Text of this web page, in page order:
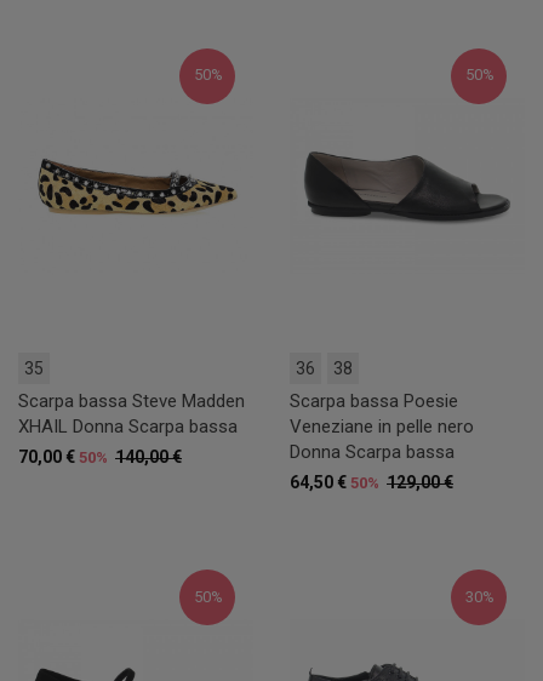
50%
35
Scarpa bassa Steve Madden
XHAIL Donna Scarpa bassa
140,00 €
70,00 € 50%
50%
36 38
Scarpa bassa Poesie
Veneziane in pelle nero
Donna Scarpa bassa
129,00 €
64,50 € 50%
50% 30%